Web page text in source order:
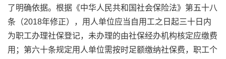
了明确依据。根据《中华人民共和国社会保险法》第五十八
条（2018年修正），用人单位应当自用工之日起三十日内
为职工办理社保登记，未办理的由社保经办机构核定应缴费
用；第六十条规定用人单位需按时足额缴纳社保费，职工个